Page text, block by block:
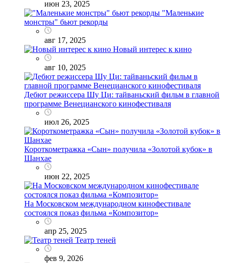
июн 23, 2025
"Маленькие
монстры" бьют рекорды
авг 17, 2025
Новый интерес к кино
авг 10, 2025
Дебют режиссера Шу Ци: тайваньский фильм в главной
программе Венецианского кинофестиваля
июл 26, 2025
Короткометражка «Сын» получила «Золотой кубок» в
Шанхае
июн 22, 2025
На Московском международном кинофестивале
состоялся показ фильма «Композитор»
апр 25, 2025
Театр теней
фев 9, 2026